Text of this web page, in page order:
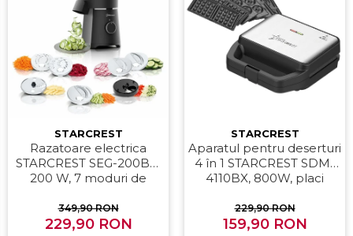
STARCREST
Razatoare electrica
STARCREST SEG-200BK,
200 W, 7 moduri de
349,90 RON
229,90 RON
STARCREST
Aparatul pentru deserturi
4 în 1 STARCREST SDM-
4110BX, 800W, placi
ceramic pentru vafe,
nuci, gogosi si smile
229,90 RON
159,90 RON